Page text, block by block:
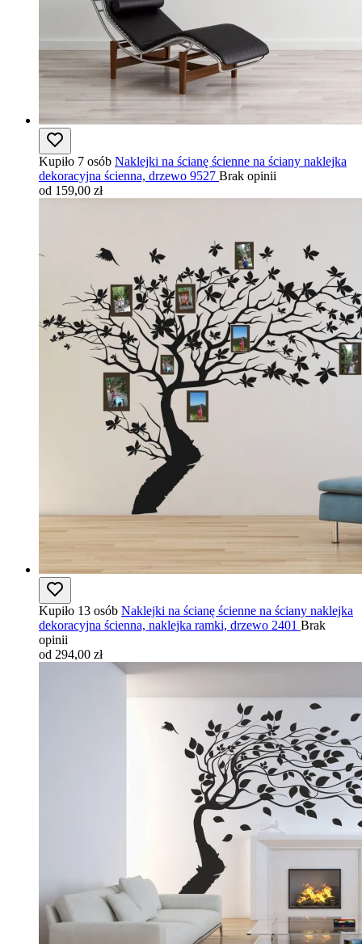
Kupiło 7 osób Naklejki na ścianę ścienne na ściany naklejka
dekoracyjna ścienna, drzewo 9527 Brak opinii
od 159,00 zł
Kupiło 13 osób Naklejki na ścianę ścienne na ściany naklejka
dekoracyjna ścienna, naklejka ramki, drzewo 2401 Brak
opinii
od 294,00 zł